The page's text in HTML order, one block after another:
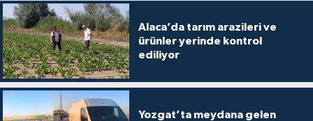
Alaca’da tarım arazileri ve
ürünler yerinde kontrol
ediliyor
Yozgat’ta meydana gelen